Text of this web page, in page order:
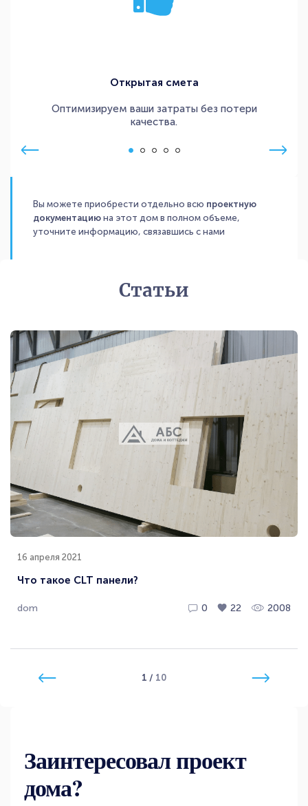
Открытая смета
Оптимизируем ваши затраты без потери
качества.
Вы можете приобрести отдельно всю проектную
документацию на этот дом в полном объеме,
уточните информацию, связавшись с нами
Статьи
16 апреля 2021
Что такое CLT панели?
dom 0 22 2008
1 / 10
Заинтересовал проект
дома?